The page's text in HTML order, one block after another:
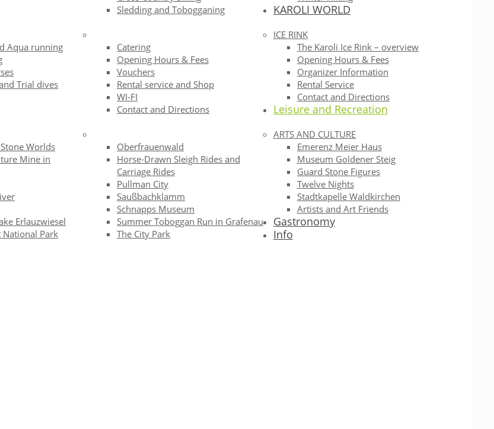
Sledding and Tobogganing
KAROLI WORLD
Aqua running
Trial dives
Catering
Opening Hours & Fees
Vouchers
Rental service and Shop
WI-FI
Contact and Directions
ICE RINK
The Karoli Ice Rink – overview
Opening Hours & Fees
Organizer Information
Rental Service
Contact and Directions
Leisure and Recreation
Worlds
Mine in
Erlauzwiesel
National Park
Oberfrauenwald
Horse-Drawn Sleigh Rides and
Carriage Rides
Pullman City
Saußbachklamm
Schnapps Museum
Summer Toboggan Run in Grafenau
The City Park
ARTS AND CULTURE
Emerenz Meier Haus
Museum Goldener Steig
Guard Stone Figures
Twelve Nights
Stadtkapelle Waldkirchen
Artists and Art Friends
Gastronomy
Info